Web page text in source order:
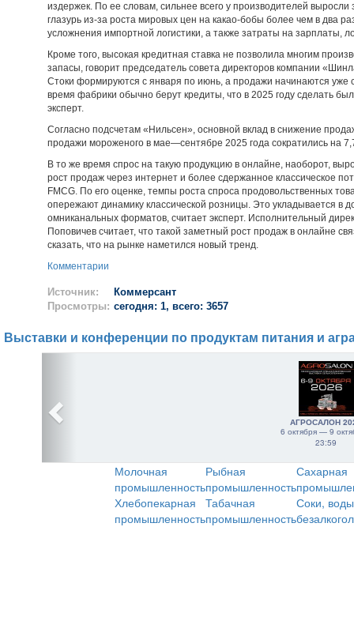
издержек. По ее словам, сильнее всего у производителей
глазурь из-за роста мировых цен на какао-бобы более чем в два
усложнения импортной логистики, а также затраты на зарплаты,
Кроме того, высокая кредитная ставка не позволила многим
запасы, говорит председатель совета директоров компании
Стоки формируются с января по июнь, а продажи начинаются уже
время фабрики обычно берут кредиты, что в 2025 году сделать
эксперт.
Согласно подсчетам «Нильсен», основной вклад в снижение
продажи мороженого в мае—сентябре 2025 года сократились на
В то же время спрос на такую продукцию в онлайне, наоборот,
рост продаж через интернет и более сдержанное классическое
FMCG. По его оценке, темпы роста спроса продовольственных
опережают динамику классической розницы. Это укладывается в
омниканальных форматов, считает эксперт. Исполнительный
Поповичев считает, что такой заметный рост продаж в онлайне
сказать, что на рынке наметился новый тренд.
Комментарии
Источник:
Коммерсант
Просмотры: сегодня: 1, всего: 3657
Выставки и конференции по продуктам питания и
АГРОСАЛОН
6 октября — 9
23:59
Молочная
промышленность
Рыбная
промышленность
Сахарная
Хлебопекарная
промышленность
Табачная
промышленность
Соки,